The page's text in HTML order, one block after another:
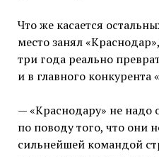
Что же касается
место занял
три года реально
и в главного конкурента
— «Краснодару» не надо
по поводу того, что они
сильнейшей командой